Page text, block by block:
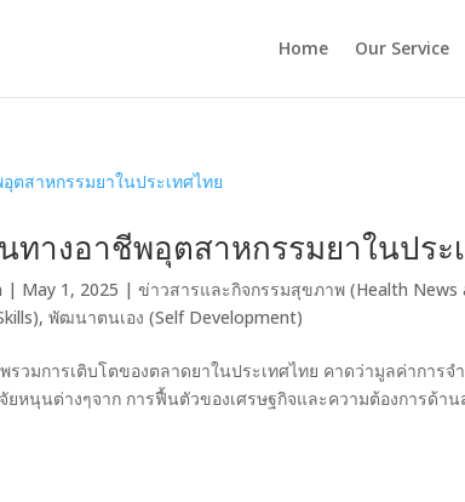
Home Our Service
ทางอาชีพอุตสาหกรรมยาในประ
| May 1, 2025 |ข่าวสารและกิจกรรมสุขภาพ (Health News
,พัฒนาตนเอง (Self Development)
วมการเติบโตของตลาดยาในประเทศไทย คาดว่ามูลค่าการจ
ยหนุนต่างๆจาก การฟื้นตัวของเศรษฐกิจและความต้องการด้า